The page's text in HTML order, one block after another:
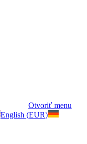
Otvoriť menu
English (EUR)